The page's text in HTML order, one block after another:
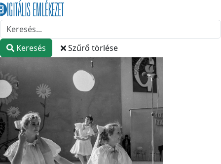
Keresés Szűrő törlése